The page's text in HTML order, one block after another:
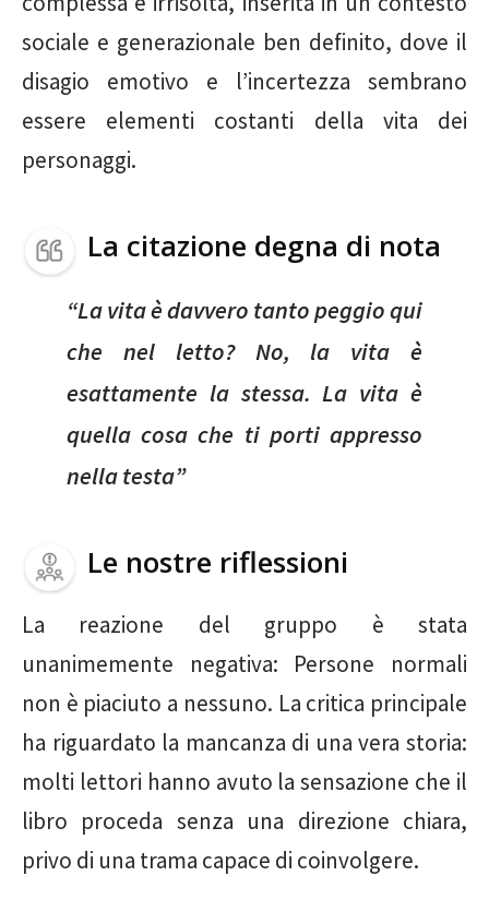
sociale e generazionale ben definito, dove il
disagio emotivo e l’incertezza sembrano
essere elementi costanti della vita dei
personaggi.
La citazione degna di nota
“La vita è davvero tanto peggio qui
che nel letto? No, la vita è
esattamente la stessa. La vita è
quella cosa che ti porti appresso
nella testa”
Le nostre riflessioni
La reazione del gruppo è stata
unanimemente negativa: Persone normali
non è piaciuto a nessuno. La critica principale
ha riguardato la mancanza di una vera storia:
molti lettori hanno avuto la sensazione che il
libro proceda senza una direzione chiara,
privo di una trama capace di coinvolgere.